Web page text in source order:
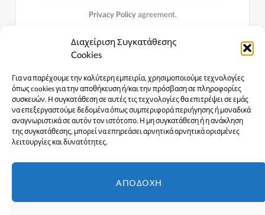
Διαχείριση Συγκατάθεσης
Cookies
Για να παρέχουμε την καλύτερη εμπειρία, χρησιμοποιούμε τεχνολογίες
όπως cookies για την αποθήκευση ή/και την πρόσβαση σε πληροφορίες
συσκευών. Η συγκατάθεση σε αυτές τις τεχνολογίες θα επιτρέψει σε εμάς
να επεξεργαστούμε δεδομένα όπως συμπεριφορά περιήγησης ή μοναδικά
αναγνωριστικά σε αυτόν τον ιστότοπο. Η μη συγκατάθεση ή η ανάκληση
της συγκατάθεσης, μπορεί να επηρεάσει αρνητικά αρνητικά ορισμένες
λειτουργίες και δυνατότητες.
ΑΠΟΔΟΧΉ
Privacy Policyagreement.
FacebookX
Instagram